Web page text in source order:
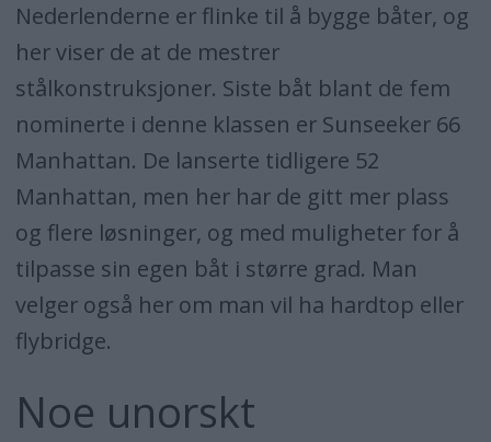
Nederlenderne er flinke til å bygge båter, og
her viser de at de mestrer
stålkonstruksjoner. Siste båt blant de fem
nominerte i denne klassen er Sunseeker 66
Manhattan. De lanserte tidligere 52
Manhattan, men her har de gitt mer plass
og flere løsninger, og med muligheter for å
tilpasse sin egen båt i større grad. Man
velger også her om man vil ha hardtop eller
flybridge.
Noe unorskt